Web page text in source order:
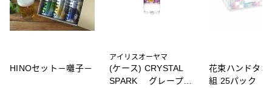
HINOセット－囃子－
アイリスオーヤマ
(ケース) CRYSTAL
SPARK グレープソ
花束ハンドタオ
組 25パック